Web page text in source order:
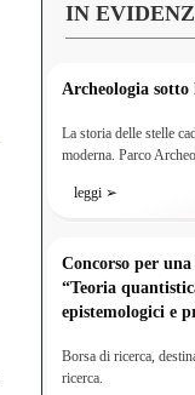
IN
Archeologia sotto
La storia delle stelle
moderna. Parco
leggi ➢
Concorso per
“Teoria
epistemologici e
Borsa di ricerca,
ricerca.